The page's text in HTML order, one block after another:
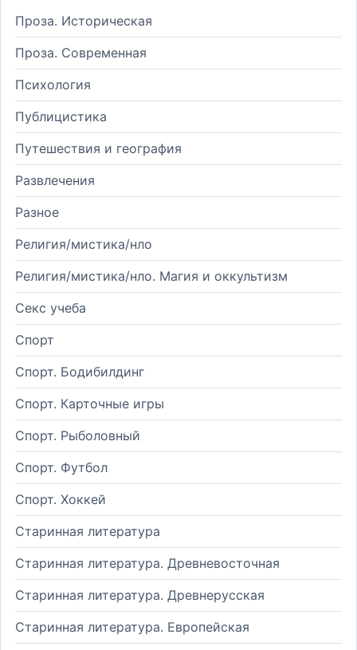
Проза. Историческая
Проза. Современная
Психология
Публицистика
Путешествия и география
Развлечения
Разное
Религия/мистика/нло
Религия/мистика/нло. Магия и оккультизм
Секс учеба
Спорт
Спорт. Бодибилдинг
Спорт. Карточные игры
Спорт. Рыболовный
Спорт. Футбол
Спорт. Хоккей
Старинная литература
Старинная литература. Древневосточная
Старинная литература. Древнерусская
Старинная литература. Европейская